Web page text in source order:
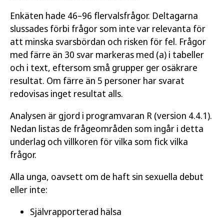
Enkäten hade 46–96 flervalsfrågor. Deltagarna
slussades förbi frågor som inte var relevanta för
att minska svarsbördan och risken för fel. Frågor
med färre än 30 svar markeras med (a) i tabeller
och i text, eftersom små grupper ger osäkrare
resultat. Om färre än 5 personer har svarat
redovisas inget resultat alls.
Analysen är gjord i programvaran R (version 4.4.1).
Nedan listas de frågeområden som ingår i detta
underlag och villkoren för vilka som fick vilka
frågor.
Alla unga, oavsett om de haft sin sexuella debut
eller inte:
Självrapporterad hälsa
Öppna publikationen
Läs publikation